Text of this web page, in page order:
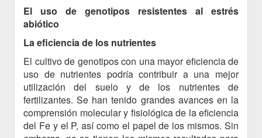
El uso de genotipos resistentes al estrés
abiótico
La eficiencia de los nutrientes
El cultivo de genotipos con una mayor eficiencia de
uso de nutrientes podría contribuir a una mejor
utilización del suelo y de los nutrientes de
fertilizantes. Se han tenido grandes avances en la
comprensión molecular y fisiológica de la eficiencia
del Fe y el P, así como el papel de los mismos. Sin